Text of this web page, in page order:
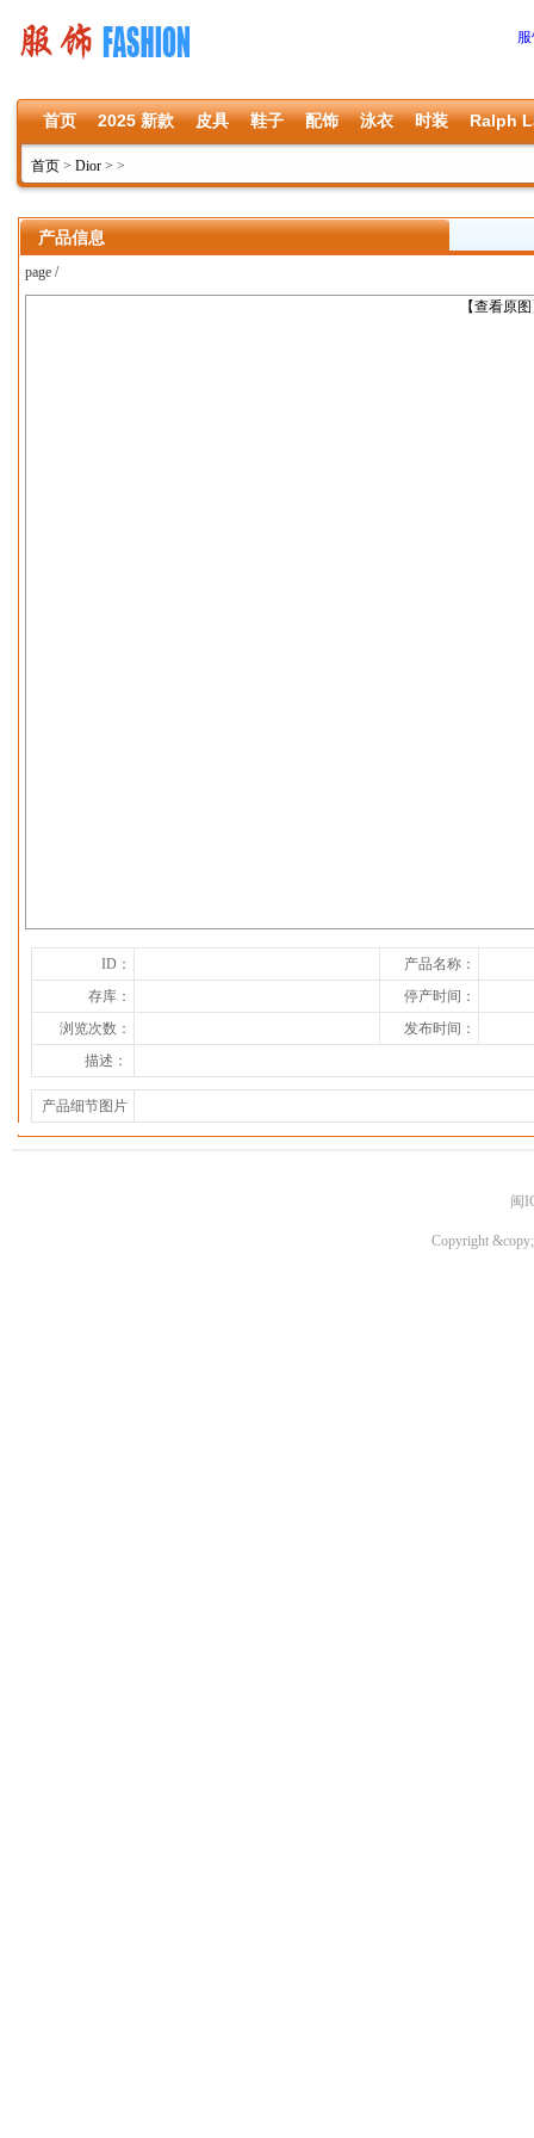
首页 2025 新款 皮具 鞋子 配饰 泳衣 时装 Ralph
首页 > Dior > >
产品信息
page /
【查看原
上一张
ID：
产品名称：
存库：
停产时间：
浏览次数：
发布时间：
描述：
产品细节图片
闽
Copyright